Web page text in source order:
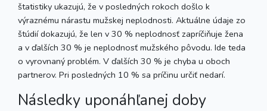
štatistiky ukazujú, že v posledných rokoch došlo k
výraznému nárastu mužskej neplodnosti. Aktuálne údaje zo
štúdií dokazujú, že len v 30 % neplodnosť zapríčiňuje žena
a v ďalších 30 % je neplodnosť mužského pôvodu. Ide teda
o vyrovnaný problém. V ďalších 30 % je chyba u oboch
partnerov. Pri posledných 10 % sa príčinu určiť nedarí.
Následky uponáhľanej doby